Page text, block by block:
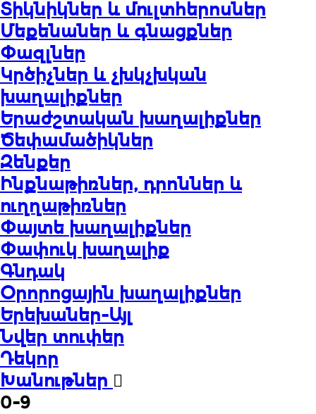
Տիկնիկներ և մուլտհերոսներ
Մեքենաներ և գնացքներ
Փազլներ
Կրծիչներ և չխկչխկան
խաղալիքներ
Երաժշտական խաղալիքներ
Ծեփամածիկներ
Զենքեր
Ինքնաթիռներ, դրոններ և
ուղղաթիռներ
Փայտե խաղալիքներ
Փափուկ խաղալիք
Գնդակ
Օրորոցային խաղալիքներ
Երեխաներ-Այլ
Նվեր տուփեր
Դեկոր
Խանութներ
0-9